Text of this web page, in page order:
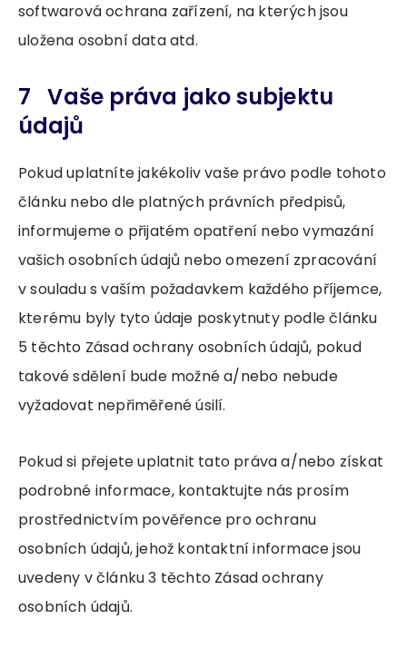
softwarová ochrana zařízení, na kterých jsou
uložena osobní data atd.
7 Vaše práva jako subjektu
údajů
Pokud uplatníte jakékoliv vaše právo podle tohoto
článku nebo dle platných právních předpisů,
informujeme o přijatém opatření nebo vymazání
vašich osobních údajů nebo omezení zpracování
v souladu s vaším požadavkem každého příjemce,
kterému byly tyto údaje poskytnuty podle článku
5 těchto Zásad ochrany osobních údajů, pokud
takové sdělení bude možné a/nebo nebude
vyžadovat nepřiměřené úsilí.
Pokud si přejete uplatnit tato práva a/nebo získat
podrobné informace, kontaktujte nás prosím
prostřednictvím pověřence pro ochranu
osobních údajů, jehož kontaktní informace jsou
uvedeny v článku 3 těchto Zásad ochrany
osobních údajů.